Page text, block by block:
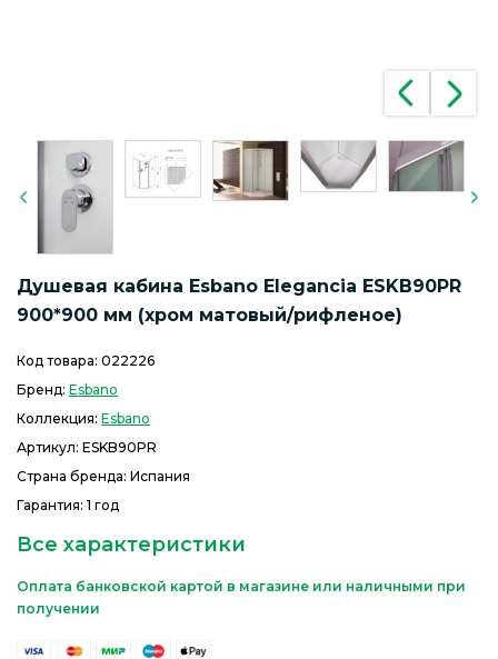
Душевая кабина Esbano Elegancia ESKB90PR
900*900 мм (хром матовый/рифленое)
Код товара: 022226
Бренд: Esbano
Коллекция: Esbano
Артикул: ESKB90PR
Страна бренда: Испания
Гарантия: 1 год
Все характеристики
Оплата банковской картой в магазине или наличными при
получении